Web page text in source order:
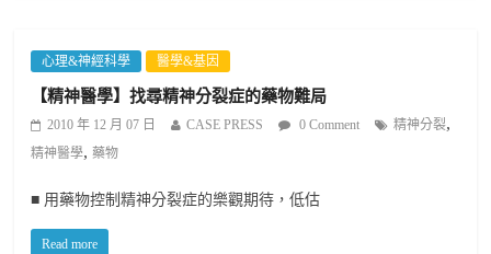
心理&神經科學 醫學&基因
【精神醫學】找尋精神分裂症的藥物難局
2010 年 12 月 07 日 CASE PRESS 0 Comment 精神分裂,
精神醫學,藥物
■ 用藥物控制精神分裂症的樂觀期待，低估
Read more